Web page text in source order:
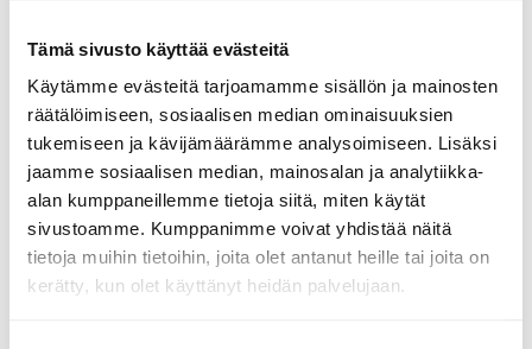
Tämä sivusto käyttää evästeitä
Käytämme evästeitä tarjoamamme sisällön ja mainosten
räätälöimiseen, sosiaalisen median ominaisuuksien
tukemiseen ja kävijämäärämme analysoimiseen. Lisäksi
jaamme sosiaalisen median, mainosalan ja analytiikka-
alan kumppaneillemme tietoja siitä, miten käytät
sivustoamme. Kumppanimme voivat yhdistää näitä
tietoja muihin tietoihin, joita olet antanut heille tai joita on
kerätty, kun olet käyttänyt heidän palvelujaan.
28.7.2026
Uudet lisenssit ostettavissa
1.8.2026 alkaen
Voit 1.8.2026 lähtien ostaa Judoliiton lisenssin kaudelle
1.8.2026 – 31.7.2027 Suomisportissa. Uuden kauden
lisenssit eivät siis [...]